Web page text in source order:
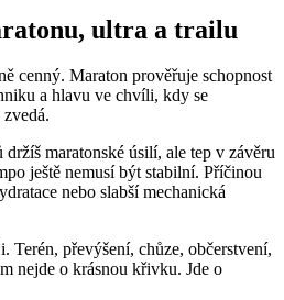
ultra a trailu
cenný. Maraton prověřuje schopnost
a hlavu ve chvíli, kdy se
maratonské úsilí, ale tep v závěru
ještě nemusí být stabilní. Příčinou
nebo slabší mechanická
převýšení, chůze, občerstvení,
nejde o krásnou křivku. Jde o